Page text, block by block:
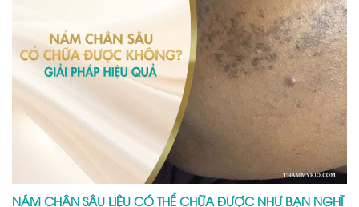
NÁM CHÂN SÂU LIỆU CÓ THỂ CHỮA ĐƯỢC NHƯ BẠN NGHĨ